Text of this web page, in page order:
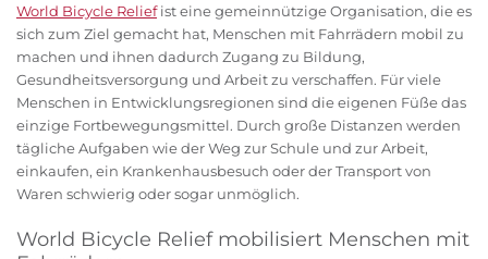
World Bicycle Reliefist eine gemeinnützige Organisation, die es
sich zum Ziel gemacht hat, Menschen mit Fahrrädern mobil zu
machen und ihnen dadurch Zugang zu Bildung,
Gesundheitsversorgung und Arbeit zu verschaffen. Für viele
Menschen in Entwicklungsregionen sind die eigenen Füße das
einzige Fortbewegungsmittel. Durch große Distanzen werden
tägliche Aufgaben wie der Weg zur Schule und zur Arbeit,
einkaufen, ein Krankenhausbesuch oder der Transport von
Waren schwierig oder sogar unmöglich.
World Bicycle Relief mobilisiert Menschen mit